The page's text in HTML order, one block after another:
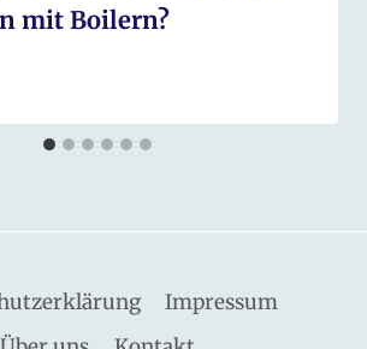
mit Boilern?
Impressum